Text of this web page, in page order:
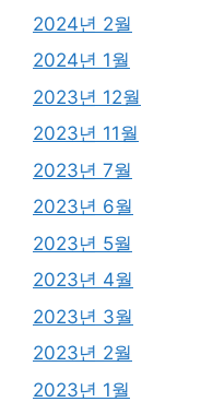
2024년 2월
2024년 1월
2023년 12월
2023년 11월
2023년 7월
2023년 6월
2023년 5월
2023년 4월
2023년 3월
2023년 2월
2023년 1월